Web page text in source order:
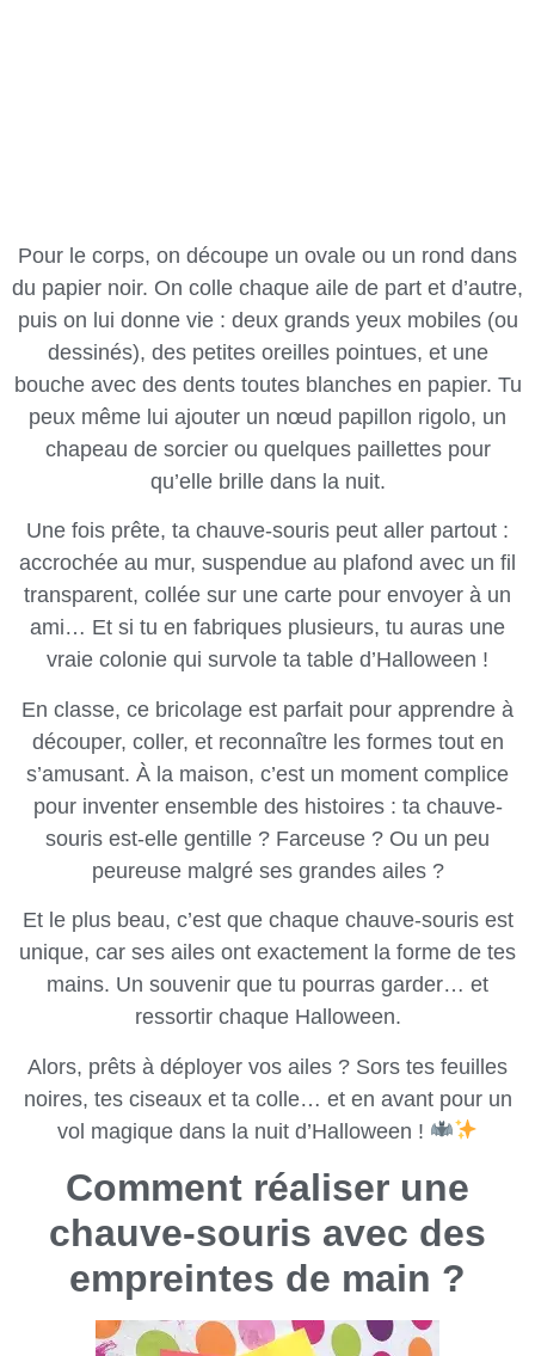
Pour le corps, on découpe un ovale ou un rond dans
du papier noir. On colle chaque aile de part et d’autre,
puis on lui donne vie : deux grands yeux mobiles (ou
dessinés), des petites oreilles pointues, et une
bouche avec des dents toutes blanches en papier. Tu
peux même lui ajouter un nœud papillon rigolo, un
chapeau de sorcier ou quelques paillettes pour
qu’elle brille dans la nuit.
Une fois prête, ta chauve-souris peut aller partout :
accrochée au mur, suspendue au plafond avec un fil
transparent, collée sur une carte pour envoyer à un
ami… Et si tu en fabriques plusieurs, tu auras une
vraie colonie qui survole ta table d’Halloween !
En classe, ce bricolage est parfait pour apprendre à
découper, coller, et reconnaître les formes tout en
s’amusant. À la maison, c’est un moment complice
pour inventer ensemble des histoires : ta chauve-
souris est-elle gentille ? Farceuse ? Ou un peu
peureuse malgré ses grandes ailes ?
Et le plus beau, c’est que chaque chauve-souris est
unique, car ses ailes ont exactement la forme de tes
mains. Un souvenir que tu pourras garder… et
ressortir chaque Halloween.
Alors, prêts à déployer vos ailes ? Sors tes feuilles
noires, tes ciseaux et ta colle… et en avant pour un
vol magique dans la nuit d’Halloween !
Comment réaliser une
chauve-souris avec des
empreintes de main ?